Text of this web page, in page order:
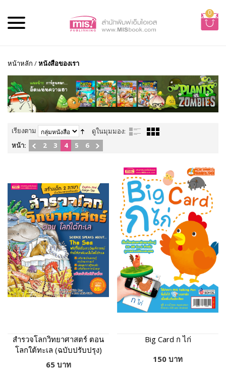
0
หน้าหลัก /หนังสือของเรา
เรียงตาม
ดูในมุมมอง:
หน้า:
2 3 4 5 6
สำรวจโลกวิทยาศาสตร์ ตอน
โลกใต้ทะเล (ฉบับปรับปรุง)
65 บาท
Big Card ก ไก่
150 บาท